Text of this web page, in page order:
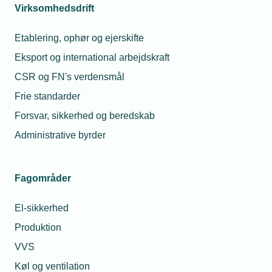
Virksomhedsdrift
Etablering, ophør og ejerskifte
Eksport og international arbejdskraft
CSR og FN's verdensmål
Frie standarder
Forsvar, sikkerhed og beredskab
Administrative byrder
Fagområder
El-sikkerhed
Produktion
VVS
Køl og ventilation
barnets 1. sygedag?
sygedag, når han ikke er far til
barnet?
25. september 2025
Dom: Funktionær var
lovligt syg – selvom
hun var raskmeldt hos
medlemsvirksomhed en sag, hvor
erklæret rask nok til
arbejdsprøvning, men ikke til at
25. august 2025
Må man kontakte en
sygemeldt